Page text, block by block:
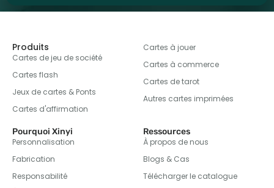
Produits
Cartes de jeu de société
Cartes flash
Jeux de cartes & Ponts
Cartes d'affirmation
Cartes à jouer
Cartes à commerce
Cartes de tarot
Autres cartes imprimées
Pourquoi Xinyi
Personnalisation
Fabrication
Responsabilité
Ressources
À propos de nous
Blogs & Cas
Télécharger le catalogue